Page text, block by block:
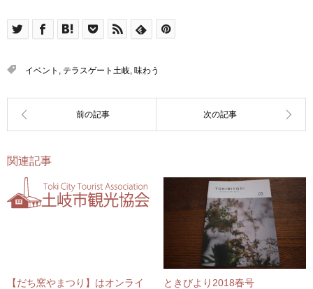
イベント , テラスゲート土岐, 味わう
関連記事
【だち窯やまつり】はオンライ
ときびより2018春号